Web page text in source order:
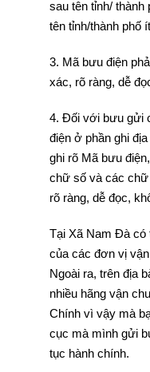
sau tên tỉnh/
tên tỉnh/thành phố
3. Mã bưu điện
xác, rõ ràng, dễ
4. Đối với bưu gửi
điện ở phần ghi
ghi rõ Mã bưu
chữ số và các
rõ ràng, dễ đọc,
Tại Xã Nam Đà có
của các đơn vị
Ngoài ra, trên địa
nhiều hãng vận
Chính vì vậy mà
cục mà mình gửi
tục hành chính.